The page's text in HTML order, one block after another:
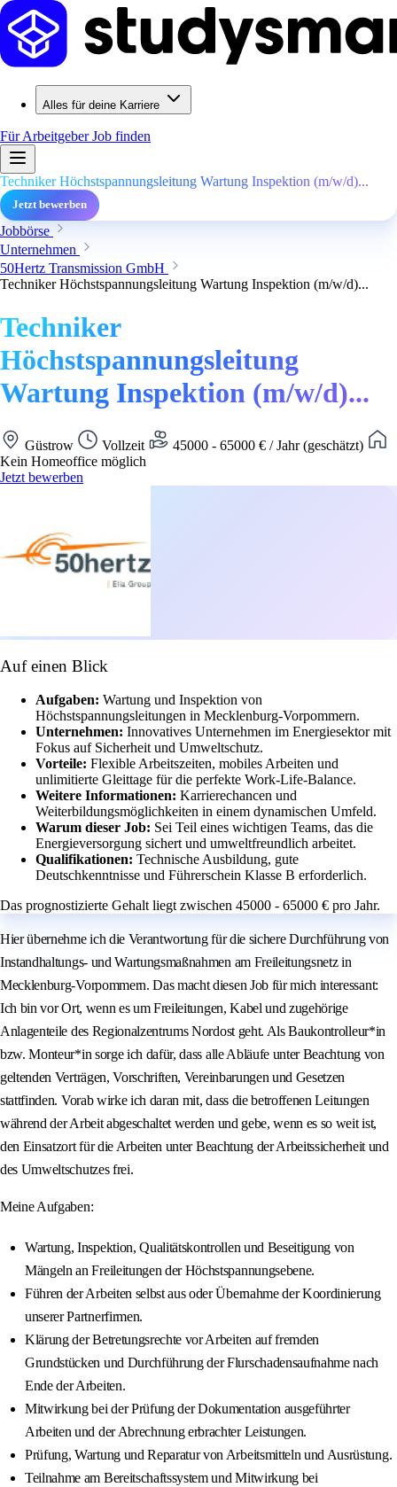
Alles für deine Karriere
Für ArbeitgeberJob finden
Techniker Höchstspannungsleitung Wartung Inspektion (m/w/d)...
Jetzt bewerben
Jobbörse
Unternehmen
50Hertz Transmission GmbH
Techniker Höchstspannungsleitung Wartung Inspektion (m/w/d)...
Techniker
Höchstspannungsleitung
Wartung Inspektion (m/w/d)...
Güstrow Vollzeit
45000 - 65000 € / Jahr (geschätzt)
Kein Homeoffice möglich
Jetzt bewerben
Auf einen Blick
Aufgaben: Wartung und Inspektion von
Höchstspannungsleitungen in Mecklenburg-Vorpommern.
Unternehmen: Innovatives Unternehmen im Energiesektor mit
Fokus auf Sicherheit und Umweltschutz.
Vorteile: Flexible Arbeitszeiten, mobiles Arbeiten und
unlimitierte Gleittage für die perfekte Work-Life-Balance.
Weitere Informationen: Karrierechancen und
Weiterbildungsmöglichkeiten in einem dynamischen Umfeld.
Warum dieser Job: Sei Teil eines wichtigen Teams, das die
Energieversorgung sichert und umweltfreundlich arbeitet.
Qualifikationen: Technische Ausbildung, gute
Deutschkenntnisse und Führerschein Klasse B erforderlich.
Das prognostizierte Gehalt liegt zwischen 45000 - 65000 € pro Jahr.
Hier übernehme ich die Verantwortung für die sichere Durchführung von
Instandhaltungs- und Wartungsmaßnahmen am Freileitungsnetz in
Mecklenburg-Vorpommern. Das macht diesen Job für mich interessant:
Ich bin vor Ort, wenn es um Freileitungen, Kabel und zugehörige
Anlagenteile des Regionalzentrums Nordost geht. Als Baukontrolleur*in
bzw. Monteur*in sorge ich dafür, dass alle Abläufe unter Beachtung von
geltenden Verträgen, Vorschriften, Vereinbarungen und Gesetzen
stattfinden. Vorab wirke ich daran mit, dass die betroffenen Leitungen
während der Arbeit abgeschaltet werden und gebe, wenn es so weit ist,
den Einsatzort für die Arbeiten unter Beachtung der Arbeitssicherheit und
des Umweltschutzes frei.
Meine Aufgaben:
Wartung, Inspektion, Qualitätskontrollen und Beseitigung von
Mängeln an Freileitungen der Höchstspannungsebene.
Führen der Arbeiten selbst aus oder Übernahme der Koordinierung
unserer Partnerfirmen.
Klärung der Betretungsrechte vor Arbeiten auf fremden
Grundstücken und Durchführung der Flurschadensaufnahme nach
Ende der Arbeiten.
Mitwirkung bei der Prüfung der Dokumentation ausgeführter
Arbeiten und der Abrechnung erbrachter Leistungen.
Prüfung, Wartung und Reparatur von Arbeitsmitteln und Ausrüstung.
Teilnahme am Bereitschaftssystem und Mitwirkung bei